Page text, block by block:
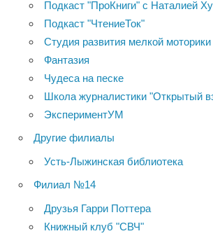
Подкаст "ПроКниги" с Наталией
Подкаст "ЧтениеТок"
Студия развития мелкой моторики
Фантазия
Чудеса на песке
Школа журналистики "Открытый
ЭкспериментУМ
Другие филиалы
Усть-Лыжинская библиотека
Филиал №14
Друзья Гарри Поттера
Книжный клуб "СВЧ"